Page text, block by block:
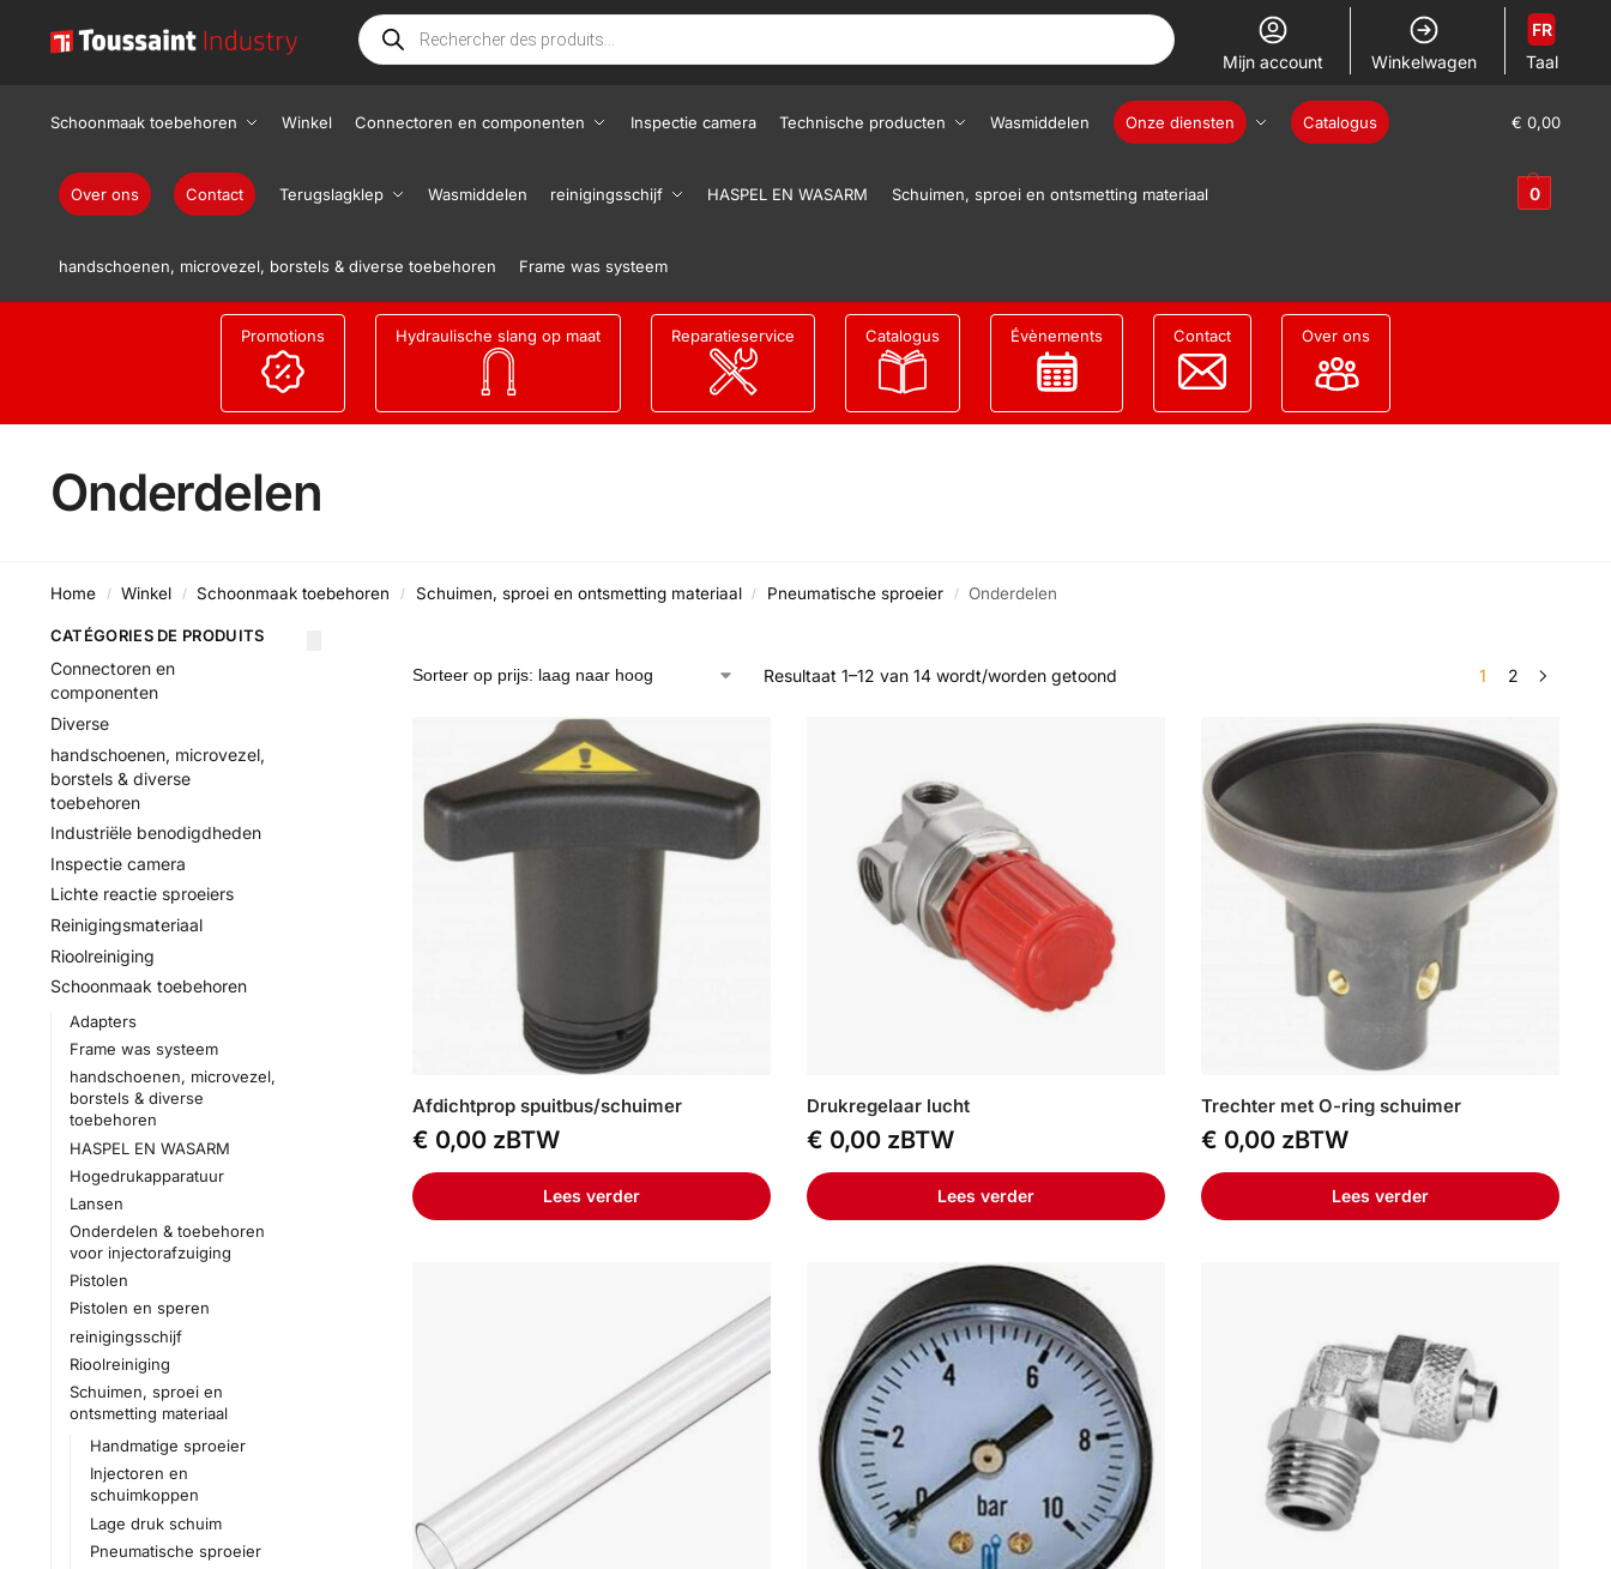
Mijn account Winkelwagen Taal
FR
Schoonmaak toebehoren Winkel Connectoren en componenten Inspectie camera Technische producten Wasmiddelen Onze diensten Catalogus
Over ons Contact Terugslagklep Wasmiddelen reinigingsschijf HASPEL EN WASARM Schuimen, sproei en ontsmetting materiaal
handschoenen, microvezel, borstels & diverse toebehoren Frame was systeem
€ 0,00
0
Promotions Hydraulische slang op maat Reparatieservice Catalogus Évènements Contact Over ons
Onderdelen
Home / Winkel / Schoonmaak toebehoren / Schuimen, sproei en ontsmetting materiaal / Pneumatische sproeier / Onderdelen
Resultaat 1–12 van 14 wordt/worden getoond 1 2
Afdichtprop spuitbus/schuimer
€ 0,00 zBTW
Lees verder
Drukregelaar lucht
€ 0,00 zBTW
Lees verder
Trechter met O-ring schuimer
€ 0,00 zBTW
Lees verder
CATÉGORIES DE PRODUITS
Connectoren en
componenten
Diverse
handschoenen, microvezel,
borstels & diverse
toebehoren
Industriële benodigdheden
Inspectie camera
Lichte reactie sproeiers
Reinigingsmateriaal
Rioolreiniging
Schoonmaak toebehoren
Adapters
Frame was systeem
handschoenen, microvezel,
borstels & diverse
toebehoren
HASPEL EN WASARM
Hogedrukapparatuur
Lansen
Onderdelen & toebehoren
voor injectorafzuiging
Pistolen
Pistolen en speren
reinigingsschijf
Rioolreiniging
Schuimen, sproei en
ontsmetting materiaal
Handmatige sproeier
Injectoren en
schuimkoppen
Lage druk schuim
Pneumatische sproeier